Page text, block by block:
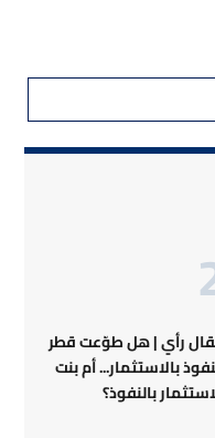
رأي | هل طوّعت قطر
بالاستثمار... أم بنت
بالنفوذ؟